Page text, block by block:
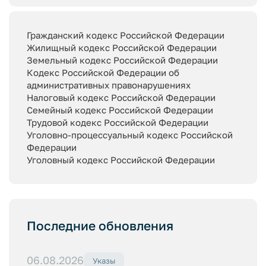
Гражданский кодекс Российской Федерации
Жилищный кодекс Российской Федерации
Земельный кодекс Российской Федерации
Кодекс Российской Федерации об
административных правонарушениях
Налоговый кодекс Российской Федерации
Семейный кодекс Российской Федерации
Трудовой кодекс Российской Федерации
Уголовно-процессуальный кодекс Российской
Федерации
Уголовный кодекс Российской Федерации
Последние обновления
06.08.2026 Указы